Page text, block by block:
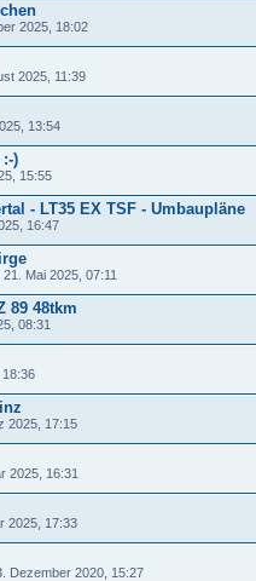
2025, 18:02
2025, 11:39
13:54
)
15:55
- LT35 EX TSF - Umbaupläne
16:47
Mai 2025, 07:11
89 48tkm
08:31
18:36
2025, 17:15
2025, 16:31
2025, 17:33
Dezember 2020, 15:27